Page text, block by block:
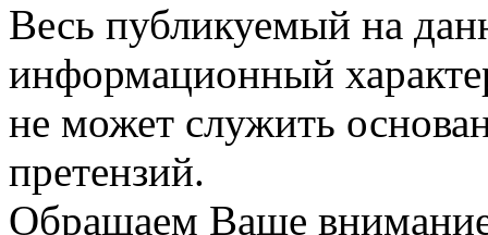
Весь публикуемый на
информационный
не может служить
претензий.
Обращаем Ваше